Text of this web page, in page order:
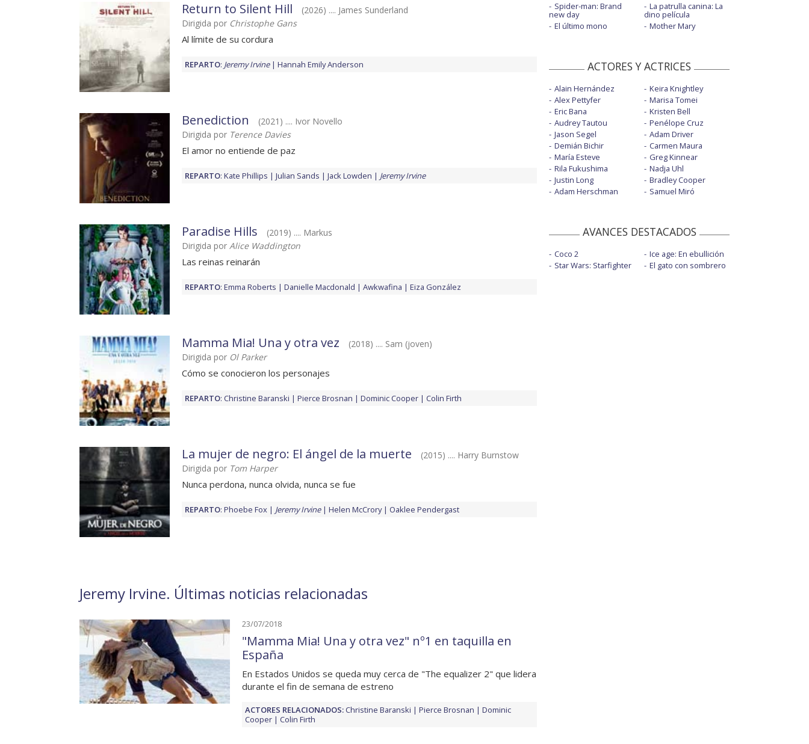
Return to Silent Hill
(2026) .... James Sunderland
Dirigida por Christophe Gans
Al límite de su cordura
REPARTO: Jeremy Irvine Hannah Emily Anderson
Benediction
(2021) .... Ivor Novello
Dirigida por Terence Davies
El amor no entiende de paz
REPARTO: Kate Phillips Julian Sands Jack Lowden Jeremy Irvine
Paradise Hills
(2019) .... Markus
Dirigida por Alice Waddington
Las reinas reinarán
REPARTO: Emma Roberts Danielle Macdonald Awkwafina Eiza González
Mamma Mia! Una y otra vez
(2018) .... Sam (joven)
Dirigida por Ol Parker
Cómo se conocieron los personajes
REPARTO: Christine Baranski Pierce Brosnan Dominic Cooper Colin Firth
La mujer de negro: El ángel de la muerte
(2015) .... Harry Burnstow
Dirigida por Tom Harper
Nunca perdona, nunca olvida, nunca se fue
REPARTO: Phoebe Fox Jeremy Irvine Helen McCrory Oaklee Pendergast
Jeremy Irvine. Últimas noticias relacionadas
23/07/2018
"Mamma Mia! Una y otra vez" nº1 en taquilla en
España
En Estados Unidos se queda muy cerca de "The equalizer 2" que lidera
durante el fin de semana de estreno
ACTORES RELACIONADOS:Christine Baranski Pierce Brosnan
Dominic
Cooper
Colin Firth
Spider-man: Brand
new day
El último mono
La patrulla canina: La
dino película
Mother Mary
ACTORES Y ACTRICES
Alain Hernández
Alex Pettyfer
Eric Bana
Audrey Tautou
Jason Segel
Demián Bichir
María Esteve
Rila Fukushima
Justin Long
Adam Herschman
Keira Knightley
Marisa Tomei
Kristen Bell
Penélope Cruz
Adam Driver
Carmen Maura
Greg Kinnear
Nadja Uhl
Bradley Cooper
Samuel Miró
AVANCES DESTACADOS
Coco 2
Star Wars: Starfighter
Ice age: En ebullición
El gato con sombrero